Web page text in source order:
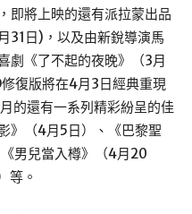
即將上映的還有派拉蒙出品
31日)，以及由新銳導演馬
劇《了不起的夜晚》（3月
復版將在4月3日經典重現
的還有一系列精彩紛呈的佳
》（4月5日）、《巴黎聖
男兒當入樽》（4月20
等。